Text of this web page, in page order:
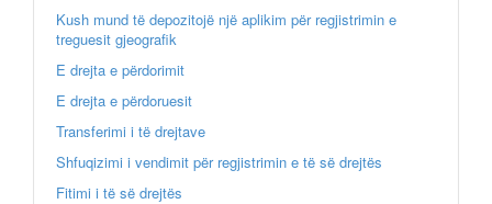
Kush mund të depozitojë një aplikim për regjistrimin e
treguesit gjeografik
E drejta e përdorimit
E drejta e përdoruesit
Transferimi i të drejtave
Shfuqizimi i vendimit për regjistrimin e të së drejtës
Fitimi i të së drejtës